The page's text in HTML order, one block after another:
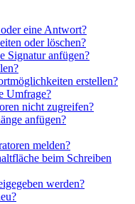
eine Antwort?
oder löschen?
Signatur anfügen?
erstellen?
Umfrage?
nicht zugreifen?
anfügen?
melden?
beim Schreiben
werden?